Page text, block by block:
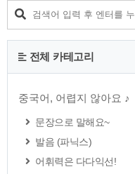
께백화점에서 쇼
업에서 아이가 직
전체 카테고리
중국어, 어렵지 않아요 ♪
문장으로 말해요~
발음 (파닉스)
어휘력은 다다익선!